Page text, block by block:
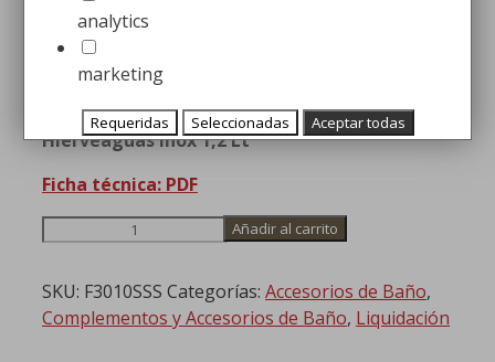
inox
Hierveaguas inox 1,2 Lt
Ficha técnica: PDF
Agua
en
Acero
Añadir al carrito
SKU: F3010SSS Categorías: Accesorios de Baño,
Complementos y Accesorios de Baño, Liquidación
analytics
marketing
Requeridas Seleccionadas Aceptar todas